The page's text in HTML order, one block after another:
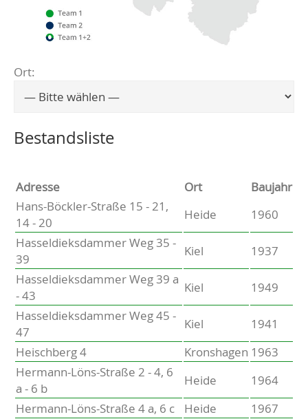
Eckernförde
Heikendorf
Kronshagen
Schwentinental
Preetz
Heide
Bordesholm
Elmshorn
Ort:
Wählen Sie einen Ort, um zur entsprechenden Seite
Bestandsliste
Adresse Ort
Baujahr
Hans-Böckler-Straße 15 - 21,
14 - 20
Heide
1960
Hasseldieksdammer Weg 35 -
39
Kiel
1937
Hasseldieksdammer Weg 39 a
- 43
Kiel
1949
Hasseldieksdammer Weg 45 -
47
Kiel
1941
Heischberg 4
Kronshagen 1963
Hermann-Löns-Straße 2 - 4, 6
a - 6 b
Heide
1964
Hermann-Löns-Straße 4 a, 6 c
Heide
1967